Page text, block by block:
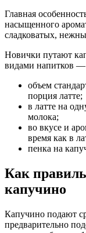
Главная
насыщенного
сладковатых,
Новички путают
видами напитков —
объем
порция латте;
в латте на
молока;
во вкусе и
время как в
пенка на
Как
капучино
Капучино подают
предварительно